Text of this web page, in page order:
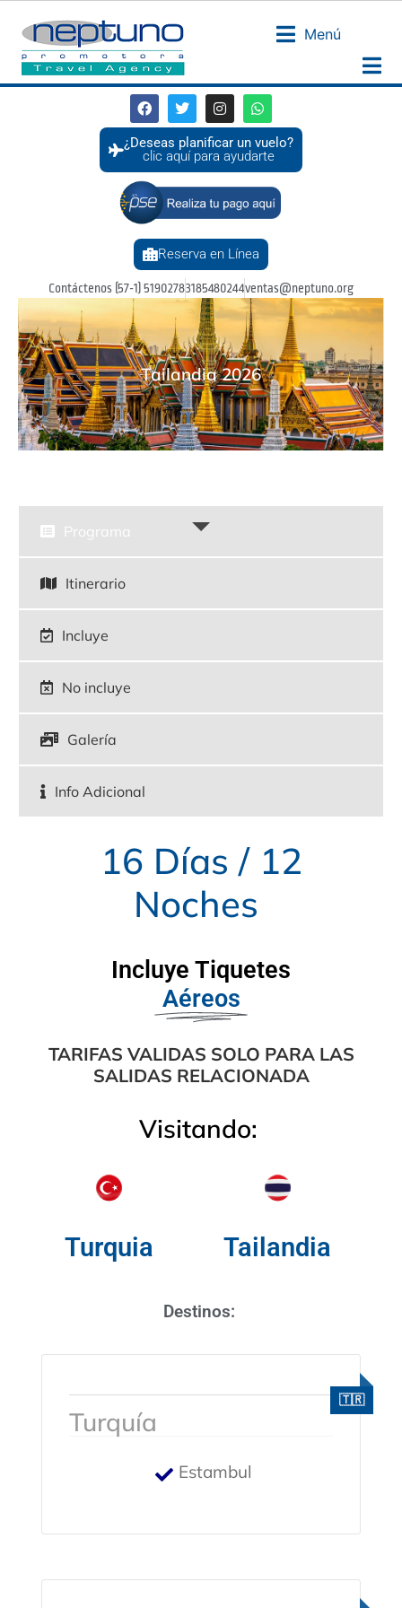
Menú
¿Deseas planificar un vuelo?
clic aquí para ayudarte
Reserva en Línea
Contáctenos (57-1) 51902783185480244ventas@neptuno.org
Tailandia 2026
Programa
Itinerario
Incluye
No incluye
Galería
Info Adicional
16 Días / 12
Noches
Incluye Tiquetes
Aéreos
TARIFAS VALIDAS SOLO PARA LAS
SALIDAS RELACIONADA
Visitando:
Turquia Tailandia
Destinos:
Turquía
Estambul